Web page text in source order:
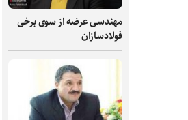
مهندسی عرضه از سوی برخی
فولادسازان